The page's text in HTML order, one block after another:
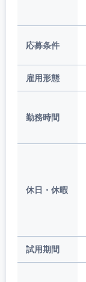
応募条件
雇用形態
勤務時間
休日・休暇
試用期間